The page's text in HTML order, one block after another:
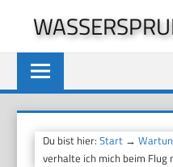
springen
Du bist hier:Start →
verhalte ich mich beim Flug